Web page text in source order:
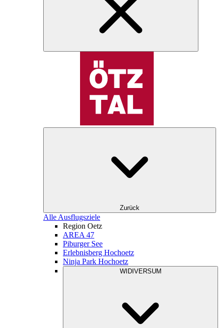
Zurück
Alle Ausflugsziele
Region Oetz
AREA 47
Piburger See
Erlebnisberg Hochoetz
Ninja Park Hochoetz
WIDIVERSUM